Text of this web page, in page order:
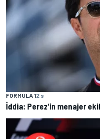
FORMULA 12 s
İddia: Perez’in menajer